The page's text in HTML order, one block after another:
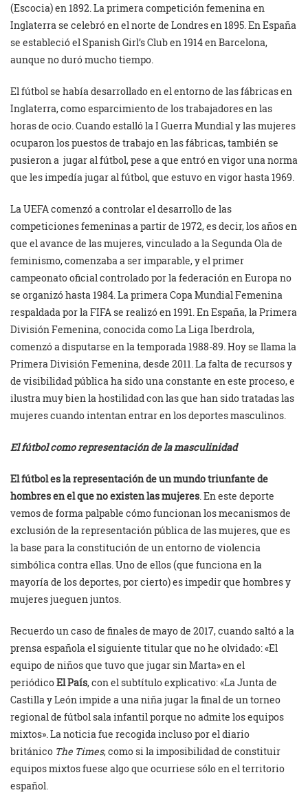
(Escocia) en 1892. La primera competición femenina en
Inglaterra se celebró en el norte de Londres en 1895. En España
se estableció el Spanish Girl’s Club en 1914 en Barcelona,
aunque no duró mucho tiempo.
El fútbol se había desarrollado en el entorno de las fábricas en
Inglaterra, como esparcimiento de los trabajadores en las
horas de ocio. Cuando estalló la I Guerra Mundial y las mujeres
ocuparon los puestos de trabajo en las fábricas, también se
pusieron a jugar al fútbol, pese a que entró en vigor una norma
que les impedía jugar al fútbol, que estuvo en vigor hasta 1969.
La UEFA comenzó a controlar el desarrollo de las
competiciones femeninas a partir de 1972, es decir, los años en
que el avance de las mujeres, vinculado a la Segunda Ola de
feminismo, comenzaba a ser imparable, y el primer
campeonato oficial controlado por la federación en Europa no
se organizó hasta 1984. La primera Copa Mundial Femenina
respaldada por la FIFA se realizó en 1991. En España, la Primera
División Femenina, conocida como La Liga Iberdrola,
comenzó a disputarse en la temporada 1988-89. Hoy se llama la
Primera División Femenina, desde 2011. La falta de recursos y
de visibilidad pública ha sido una constante en este proceso, e
ilustra muy bien la hostilidad con las que han sido tratadas las
mujeres cuando intentan entrar en los deportes masculinos.
El fútbol como representación de la masculinidad
El fútbol es la representación de un mundo triunfante de
hombres en el que no existen las mujeres. En este deporte
vemos de forma palpable cómo funcionan los mecanismos de
exclusión de la representación pública de las mujeres, que es
la base para la constitución de un entorno de violencia
simbólica contra ellas. Uno de ellos (que funciona en la
mayoría de los deportes, por cierto) es impedir que hombres y
mujeres jueguen juntos.
Recuerdo un caso de finales de mayo de 2017, cuando saltó a la
prensa española el siguiente titular que no he olvidado: «El
equipo de niños que tuvo que jugar sin Marta» en el
periódicoEl País, con el subtítulo explicativo: «La Junta de
Castilla y León impide a una niña jugar la final de un torneo
regional de fútbol sala infantil porque no admite los equipos
mixtos». La noticia fue recogida incluso por el diario
británico The Times, como si la imposibilidad de constituir
equipos mixtos fuese algo que ocurriese sólo en el territorio
español.